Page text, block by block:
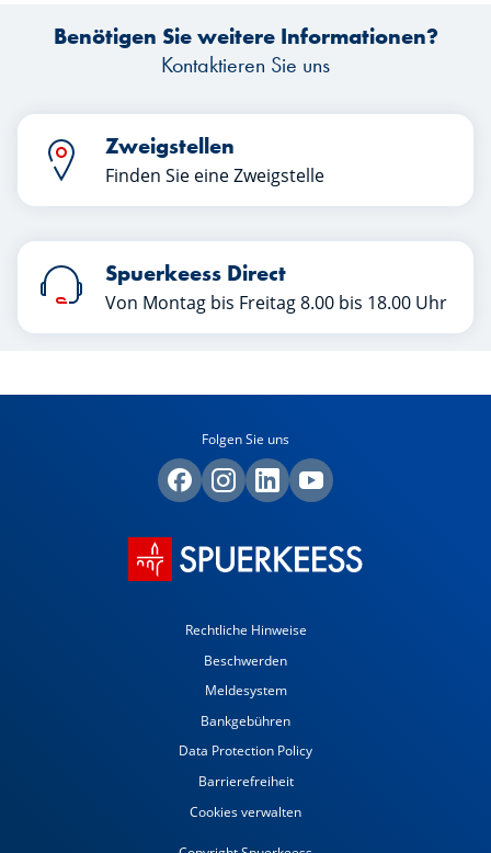
Benötigen Sie weitere Informationen?
Kontaktieren Sie uns
Zweigstellen
Finden Sie eine Zweigstelle
Spuerkeess Direct
Von Montag bis Freitag 8.00 bis 18.00 Uhr
Folgen Sie uns
Rechtliche Hinweise
Beschwerden
Meldesystem
Bankgebühren
Data Protection Policy
Barrierefreiheit
Cookies verwalten